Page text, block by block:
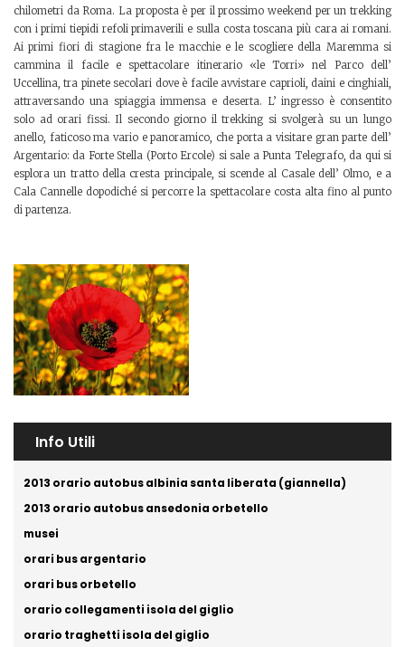
chilometri da Roma. La proposta è per il prossimo weekend per un trekking
con i primi tiepidi refoli primaverili e sulla costa toscana più cara ai romani.
Ai primi fiori di stagione fra le macchie e le scogliere della Maremma si
cammina il facile e spettacolare itinerario «le Torri» nel Parco dell’
Uccellina, tra pinete secolari dove è facile avvistare caprioli, daini e cinghiali,
attraversando una spiaggia immensa e deserta. L’ ingresso è consentito
solo ad orari fissi. Il secondo giorno il trekking si svolgerà su un lungo
anello, faticoso ma vario e panoramico, che porta a visitare gran parte dell’
Argentario: da Forte Stella (Porto Ercole) si sale a Punta Telegrafo, da qui si
esplora un tratto della cresta principale, si scende al Casale dell’ Olmo, e a
Cala Cannelle dopodiché si percorre la spettacolare costa alta fino al punto
di partenza.
Info Utili
2013 orario autobus albinia santa liberata (giannella)
2013 orario autobus ansedonia orbetello
musei
orari bus argentario
orari bus orbetello
orario collegamenti isola del giglio
orario traghetti isola del giglio